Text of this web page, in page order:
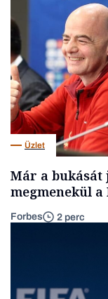
Üzlet
Már a bukását
megmenekül a
Forbes 2 perc